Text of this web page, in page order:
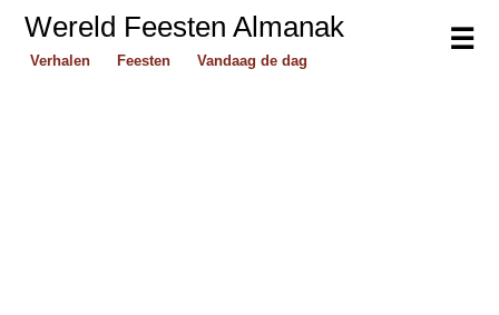
☰
Wereld Feesten Almanak
Verhalen Feesten Vandaag de dag